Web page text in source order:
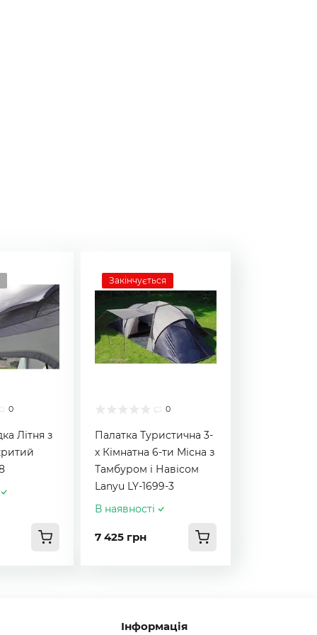
0
Літня з
Закінчується
0
Палатка Туристична 3-
х Кімнатна 6-ти Місна з
Тамбуром і Навісом
Lanyu LY-1699-3
В наявності
7 425 грн
Інформація